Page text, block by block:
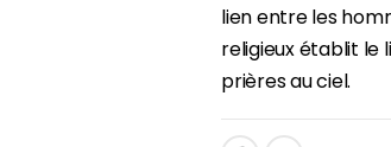
lien entre les
religieux établit le
prières au ciel.